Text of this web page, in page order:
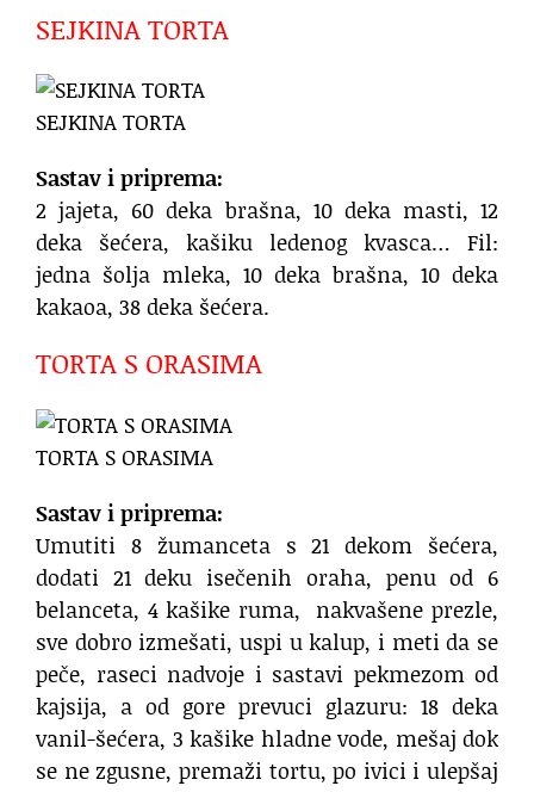
SEJKINA TORTA
SEJKINA TORTA
Sastav i priprema:
2 jajeta, 60 deka brašna, 10 deka masti, 12
deka šećera, kašiku ledenog kvasca… Fil:
jedna šolja mleka, 10 deka brašna, 10 deka
kakaoa, 38 deka šećera.
TORTA S ORASIMA
TORTA S ORASIMA
Sastav i priprema:
Umutiti 8 žumanceta s 21 dekom šećera,
dodati 21 deku isečenih oraha, penu od 6
belanceta, 4 kašike ruma, nakvašene prezle,
sve dobro izmešati, uspi u kalup, i meti da se
peče, raseci nadvoje i sastavi pekmezom od
kajsija, a od gore prevuci glazuru: 18 deka
vanil-šećera, 3 kašike hladne vode, mešaj dok
se ne zgusne, premaži tortu, po ivici i ulepšaj